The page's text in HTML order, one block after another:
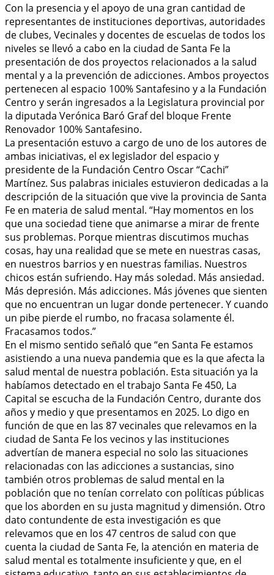
Con la presencia y el apoyo de una gran cantidad de
representantes de instituciones deportivas, autoridades
de clubes, Vecinales y docentes de escuelas de todos los
niveles se llevó a cabo en la ciudad de Santa Fe la
presentación de dos proyectos relacionados a la salud
mental y a la prevención de adicciones. Ambos proyectos
pertenecen al espacio 100% Santafesino y a la Fundación
Centro y serán ingresados a la Legislatura provincial por
la diputada Verónica Baró Graf del bloque Frente
Renovador 100% Santafesino.
La presentación estuvo a cargo de uno de los autores de
ambas iniciativas, el ex legislador del espacio y
presidente de la Fundación Centro Oscar “Cachi”
Martínez. Sus palabras iniciales estuvieron dedicadas a la
descripción de la situación que vive la provincia de Santa
Fe en materia de salud mental. “Hay momentos en los
que una sociedad tiene que animarse a mirar de frente
sus problemas. Porque mientras discutimos muchas
cosas, hay una realidad que se mete en nuestras casas,
en nuestros barrios y en nuestras familias. Nuestros
chicos están sufriendo. Hay más soledad. Más ansiedad.
Más depresión. Más adicciones. Más jóvenes que sienten
que no encuentran un lugar donde pertenecer. Y cuando
un pibe pierde el rumbo, no fracasa solamente él.
Fracasamos todos.”
En el mismo sentido señaló que “en Santa Fe estamos
asistiendo a una nueva pandemia que es la que afecta la
salud mental de nuestra población. Esta situación ya la
habíamos detectado en el trabajo Santa Fe 450, La
Capital se escucha de la Fundación Centro, durante dos
años y medio y que presentamos en 2025. Lo digo en
función de que en las 87 vecinales que relevamos en la
ciudad de Santa Fe los vecinos y las instituciones
advertían de manera especial no solo las situaciones
relacionadas con las adicciones a sustancias, sino
también otros problemas de salud mental en la
población que no tenían correlato con políticas públicas
que los aborden en su justa magnitud y dimensión. Otro
dato contundente de esta investigación es que
relevamos que en los 47 centros de salud con que
cuenta la ciudad de Santa Fe, la atención en materia de
salud mental es totalmente insuficiente y que, en el